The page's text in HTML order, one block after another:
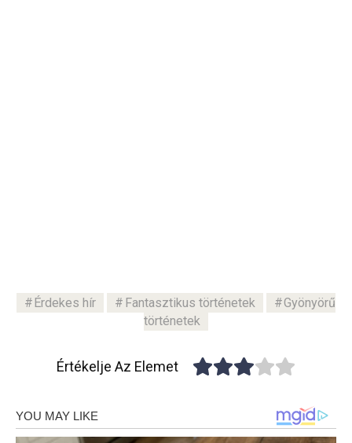
Érdekes hír Fantasztikus történetek
Gyönyörű
történetek
Értékelje Az Elemet